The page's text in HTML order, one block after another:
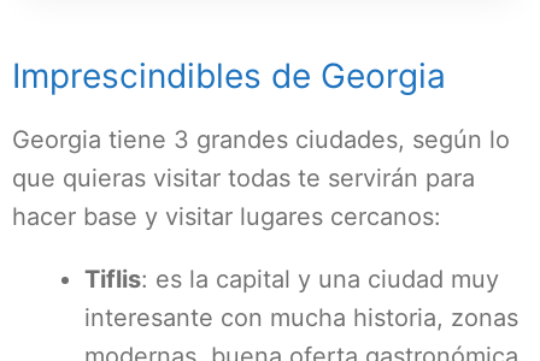
Imprescindibles de Georgia
Georgia tiene 3 grandes ciudades, según lo
que quieras visitar todas te servirán para
hacer base y visitar lugares cercanos:
Tiflis: es la capital y una ciudad muy
interesante con mucha historia, zonas